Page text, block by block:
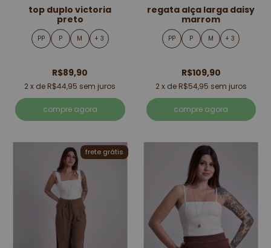
top duplo victoria
preto
PP P M + 3
R$89,90
2x de R$44,95 sem juros
compre agora
regata alça larga daisy
marrom
PP P M + 3
R$109,90
2x de R$54,95 sem juros
compre agora
frete grátis